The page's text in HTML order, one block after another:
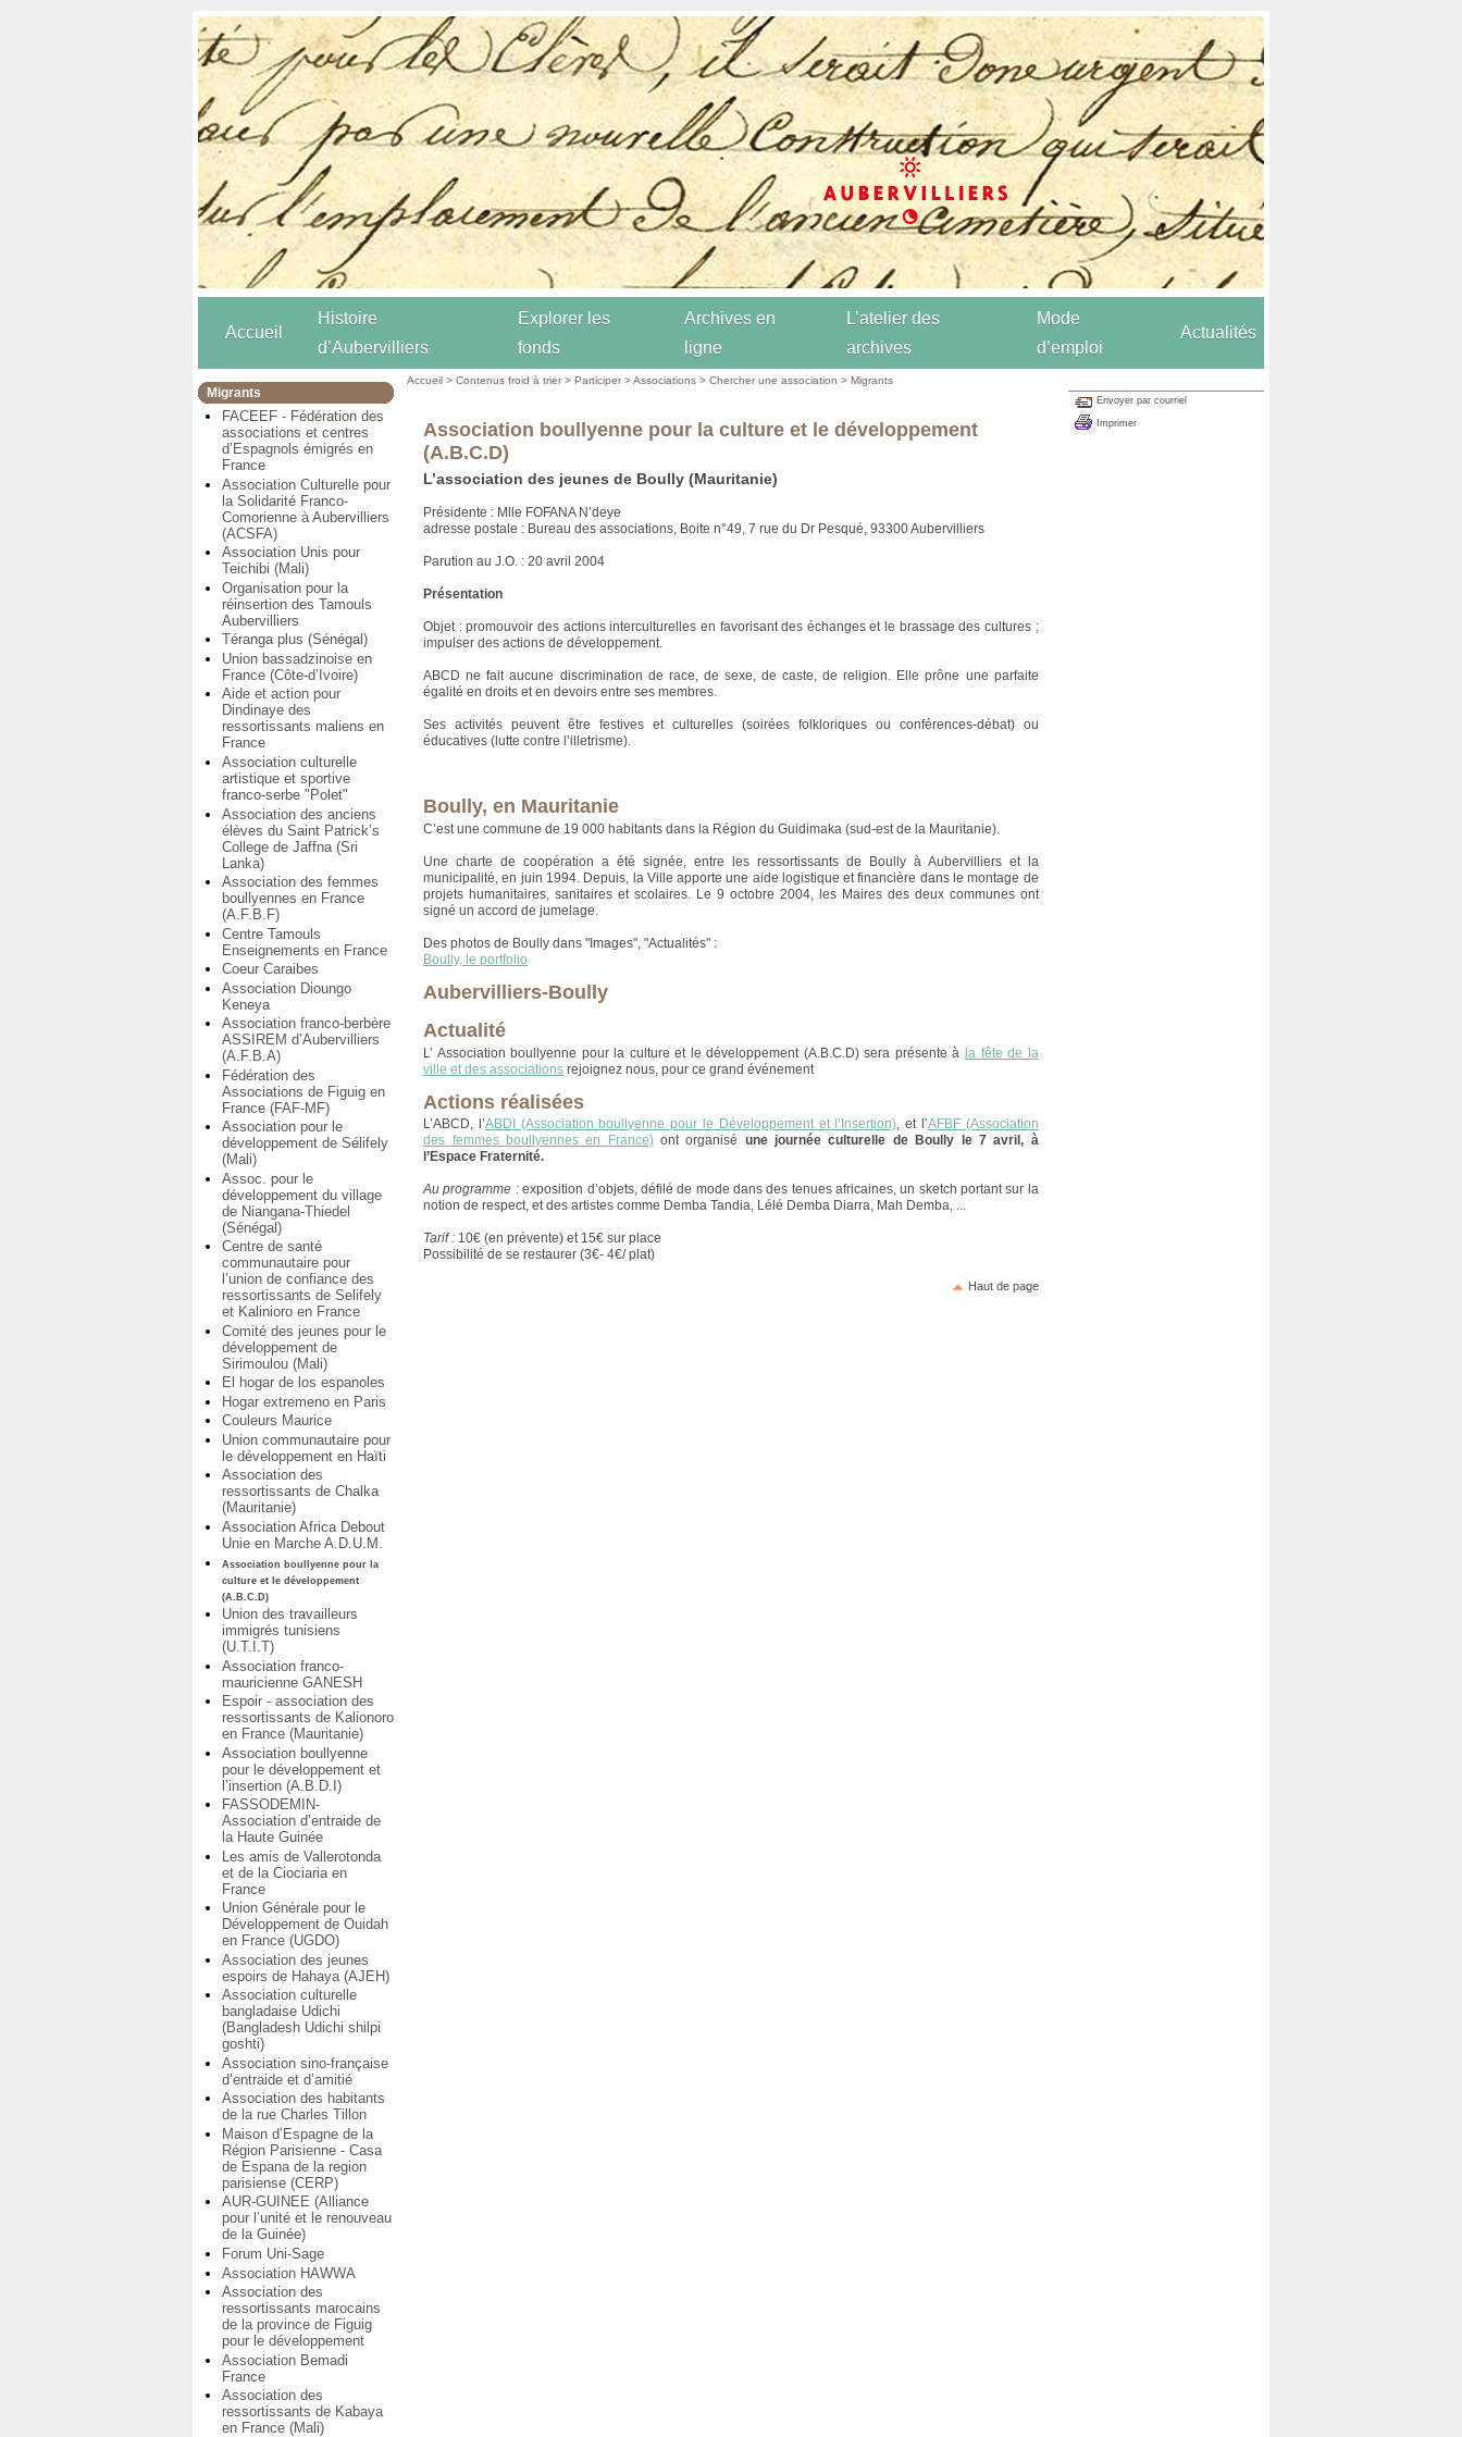
Accueil
Histoire
d’Aubervilliers
Explorer les
fonds
Archives en
ligne
L’atelier des
archives
Mode
d’emploi
Actualités
Migrants
FACEEF - Fédération des
associations et centres
d’Espagnols émigrés en
France
Association Culturelle pour
la Solidarité Franco-
Comorienne à Aubervilliers
(ACSFA)
Association Unis pour
Teichibi (Mali)
Organisation pour la
réinsertion des Tamouls
Aubervilliers
Téranga plus (Sénégal)
Union bassadzinoise en
France (Côte-d’Ivoire)
Aide et action pour
Dindinaye des
ressortissants maliens en
France
Association culturelle
artistique et sportive
franco-serbe "Polet"
Association des anciens
élèves du Saint Patrick’s
College de Jaffna (Sri
Lanka)
Association des femmes
boullyennes en France
(A.F.B.F)
Centre Tamouls
Enseignements en France
Coeur Caraibes
Association Dioungo
Keneya
Association franco-berbère
ASSIREM d’Aubervilliers
(A.F.B.A)
Fédération des
Associations de Figuig en
France (FAF-MF)
Association pour le
développement de Sélifely
(Mali)
Assoc. pour le
développement du village
de Niangana-Thiedel
(Sénégal)
Centre de santé
communautaire pour
l’union de confiance des
ressortissants de Selifely
et Kalinioro en France
Comité des jeunes pour le
développement de
Sirimoulou (Mali)
El hogar de los espanoles
Hogar extremeno en Paris
Couleurs Maurice
Union communautaire pour
le développement en Haïti
Association des
ressortissants de Chalka
(Mauritanie)
Association Africa Debout
Unie en Marche A.D.U.M.
Association boullyenne pour la
culture et le développement
(A.B.C.D)
Union des travailleurs
immigrés tunisiens
(U.T.I.T)
Association franco-
mauricienne GANESH
Espoir - association des
ressortissants de Kalionoro
en France (Mauritanie)
Association boullyenne
pour le développement et
l’insertion (A.B.D.I)
FASSODEMIN-
Association d’entraide de
la Haute Guinée
Les amis de Vallerotonda
et de la Ciociaria en
France
Union Générale pour le
Développement de Ouidah
en France (UGDO)
Association des jeunes
espoirs de Hahaya (AJEH)
Association culturelle
bangladaise Udichi
(Bangladesh Udichi shilpi
goshti)
Association sino-française
d’entraide et d’amitié
Association des habitants
de la rue Charles Tillon
Maison d’Espagne de la
Région Parisienne - Casa
de Espana de la region
parisiense (CERP)
AUR-GUINEE (Alliance
pour l’unité et le renouveau
de la Guinée)
Forum Uni-Sage
Association HAWWA
Association des
ressortissants marocains
de la province de Figuig
pour le développement
Association Bemadi
France
Association des
ressortissants de Kabaya
en France (Mali)
Accueil >Contenus froid à trier >Participer >Associations >Chercher une association >Migrants
Association boullyenne pour la culture et le développement
(A.B.C.D)
L’association des jeunes de Boully (Mauritanie)
Présidente : Mlle FOFANA N’deye
adresse postale : Bureau des associations, Boite n°49, 7 rue du Dr Pesqué, 93300 Aubervilliers
Parution au J.O. : 20 avril 2004
Présentation
Objet : promouvoir des actions interculturelles en favorisant des échanges et le brassage des cultures ;
impulser des actions de développement.
ABCD ne fait aucune discrimination de race, de sexe, de caste, de religion. Elle prône une parfaite
égalité en droits et en devoirs entre ses membres.
Ses activités peuvent être festives et culturelles (soirées folkloriques ou conférences-débat) ou
éducatives (lutte contre l’illetrisme).
Boully, en Mauritanie
C’est une commune de 19 000 habitants dans la Région du Guidimaka (sud-est de la Mauritanie).
Une charte de coopération a été signée, entre les ressortissants de Boully à Aubervilliers et la
municipalité, en juin 1994. Depuis, la Ville apporte une aide logistique et financière dans le montage de
projets humanitaires, sanitaires et scolaires. Le 9 octobre 2004, les Maires des deux communes ont
signé un accord de jumelage.
Des photos de Boully dans "Images", "Actualités" :
Boully, le portfolio
Aubervilliers-Boully
Actualité
L’ Association boullyenne pour la culture et le développement (A.B.C.D) sera présente àla fête de la
ville et des associations rejoignez nous, pour ce grand événement
Actions réalisées
L’ABCD, l’ABDI (Association boullyenne pour le Développement et l’Insertion), et l’AFBF (Association
des femmes boullyennes en France)ont organisé une journée culturelle de Boully le 7 avril, à
l’Espace Fraternité.
Au programme : exposition d’objets, défilé de mode dans des tenues africaines, un sketch portant sur la
notion de respect, et des artistes comme Demba Tandia, Lélé Demba Diarra, Mah Demba, ...
Tarif : 10€ (en prévente) et 15€ sur place
Possibilité de se restaurer (3€- 4€/ plat)
Haut de page
Envoyer par courriel
Imprimer